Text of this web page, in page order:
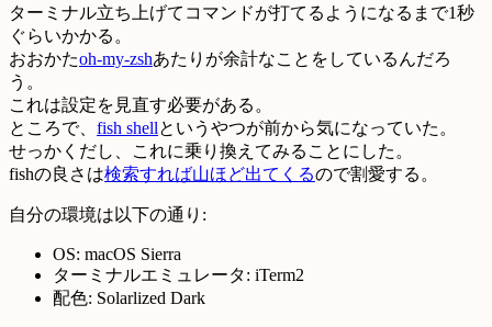
ターミナル立ち上げてコマンドが打てるようになるまで1秒
ぐらいかかる。
おおかたoh-my-zshあたりが余計なことをしているんだろ
う。
これは設定を見直す必要がある。
ところで、 fish shellというやつが前から気になっていた。
せっかくだし、これに乗り換えてみることにした。
fishの良さは検索すれば山ほど出てくるので割愛する。
自分の環境は以下の通り:
OS: macOS Sierra
ターミナルエミュレータ: iTerm2
配色: Solarlized Dark